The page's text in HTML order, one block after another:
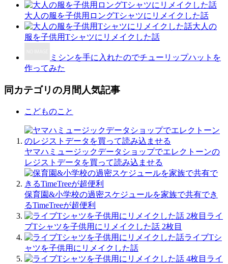
大人の服を子供用ロングTシャツにリメイクした話
大人の
服を子供用Tシャツにリメイクした話
ミシンを手に入れたのでチューリップハットを
作ってみた
同カテゴリの月間人気記事
こどものこと
ヤマハミュージックデータショップでエレクトーンの
レジストデータを買って読み込ませる
保育園&小学校の過密スケジュールを家族で共有でき
るTimeTreeが超便利
ライ
ブTシャツを子供用にリメイクした話 2枚目
ライブTシ
ャツを子供用にリメイクした話
ライ